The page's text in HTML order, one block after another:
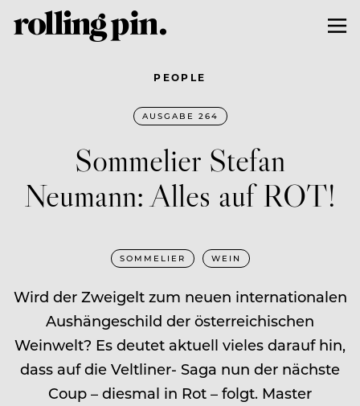
PEOPLE
AUSGABE 264
Sommelier Stefan
Neumann: Alles auf ROT!
SOMMELIER WEIN
Wird der Zweigelt zum neuen internationalen
Aushängeschild der österreichischen
Weinwelt? Es deutet aktuell vieles darauf hin,
dass auf die Veltliner- Saga nun der nächste
Coup – diesmal in Rot – folgt. Master